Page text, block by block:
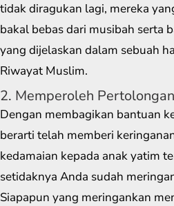
tidak diragukan lagi, mereka
bakal bebas dari musibah serta
yang dijelaskan dalam sebuah
Riwayat Muslim.
2. Memperoleh
Dengan membagikan bantuan
berarti telah memberi
kedamaian kepada anak yatim
setidaknya Anda sudah
Siapapun yang meringankan